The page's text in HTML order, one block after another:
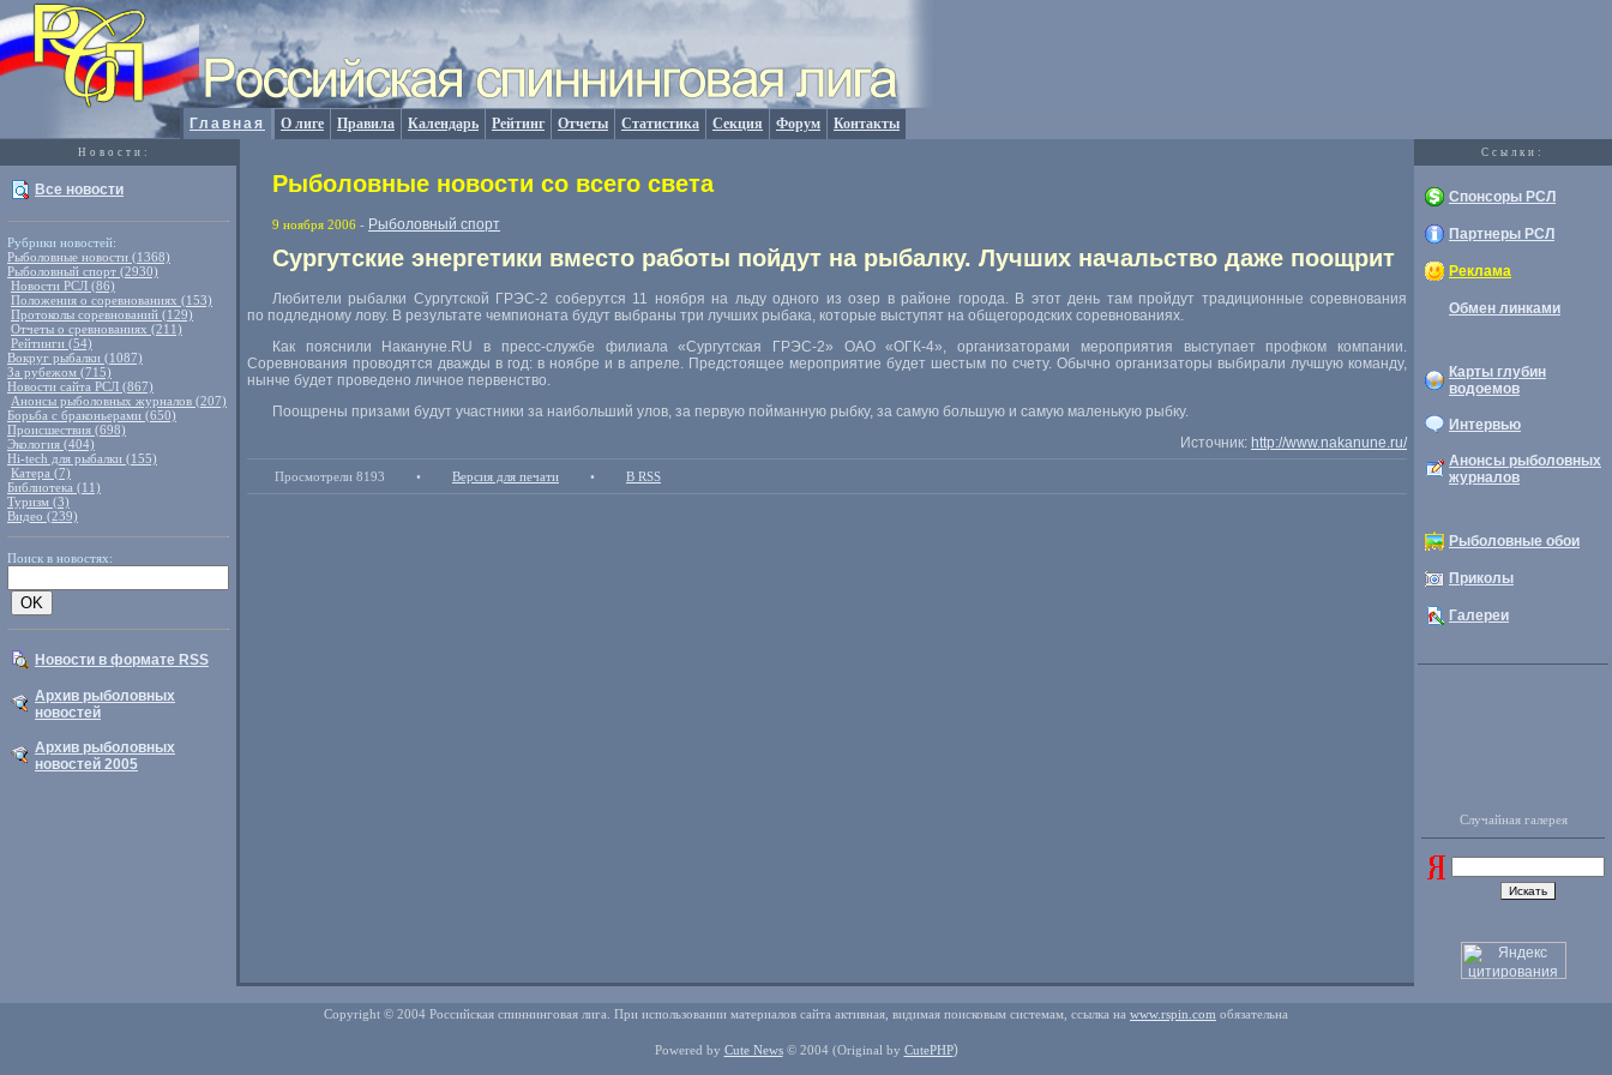
Главная О лиге Правила Календарь Рейтинг Отчеты Статистика Секция Форум Контакты
Новости: Cсылки:
Все новости
Рубрики новостей:
Рыболовные новости (1368)
Рыболовный спорт (2930)
Новости РСЛ (86)
Положения о соревнованиях (153)
Протоколы соревнований (129)
Отчеты о сревнованиях (211)
Рейтинги (54)
Вокруг рыбалки (1087)
За рубежом (715)
Новости сайта РСЛ (867)
Анонсы рыболовных журналов (207)
Борьба с браконьерами (650)
Происшествия (698)
Экология (404)
Hi-tech для рыбалки (155)
Катера (7)
Библиотека (11)
Туризм (3)
Видео (239)
Поиск в новостях:
Новости в формате RSS
Архив рыболовных
новостей
Архив рыболовных
новостей 2005
Рыболовные новости со всего света
9 ноября 2006 - Рыболовный спорт
Сургутские энергетики вместо работы пойдут на рыбалку. Лучших начальство даже поощрит
Любители рыбалки Сургутской ГРЭС-2 соберутся 11 ноября на льду одного из озер в районе города. В этот день там пройдут традиционные соревнования
по подледному лову. В результате чемпионата будут выбраны три лучших рыбака, которые выступят на общегородских соревнованиях.
Как пояснили Накануне.RU в пресс-службе филиала «Сургутская ГРЭС-2» ОАО «ОГК-4», организаторами мероприятия выступает профком компании.
Соревнования проводятся дважды в год: в ноябре и в апреле. Предстоящее мероприятие будет шестым по счету. Обычно организаторы выбирали лучшую команду,
нынче будет проведено личное первенство.
Поощрены призами будут участники за наибольший улов, за первую пойманную рыбку, за самую большую и самую маленькую рыбку.
Источник: http://www.nakanune.ru/
Просмотрели 8193 • Версия для печати • В RSS
Спонсоры РСЛ
Партнеры РСЛ
Реклама
Обмен линками
Карты глубин
водоемов
Интервью
Анонсы рыболовных
журналов
Рыболовные обои
Приколы
Галереи
Случайная галерея
Copyright © 2004 Российская спиннинговая лига. При использовании материалов сайта активная, видимая поисковым системам, ссылка на www.rspin.com обязательна
Powered by Cute News© 2004 (Original by CutePHP)